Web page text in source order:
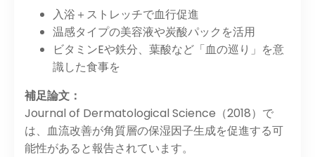
入浴＋ストレッチで血行促進
温感タイプの美容液や炭酸パックを活用
ビタミンEや鉄分、葉酸など「血の巡り」を意
識した食事を
補足論文：
Journal of Dermatological Science（2018）で
は、血流改善が角質層の保湿因子生成を促進する可
能性があると報告されています。